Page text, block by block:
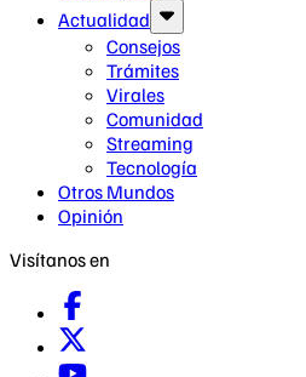
Actualidad
Consejos
Trámites
Virales
Comunidad
Streaming
Tecnología
Otros Mundos
Opinión
Visítanos en